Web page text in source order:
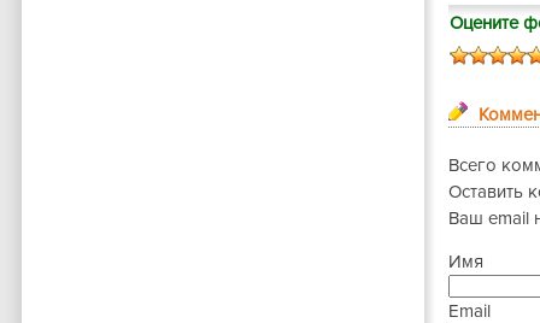
Оцените
Всего
Оставить
Ваш email
Имя
Email